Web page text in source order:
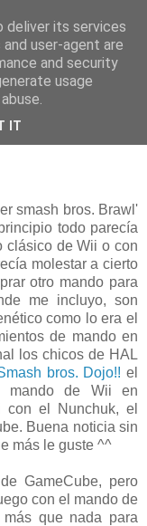
smash bros. Brawl'
todo parecía
clásico de Wii o con
molestar a cierto
otro mando para
me incluyo, son
como lo era el
de mando en
los chicos de HAL
bros. Dojo!! el
mando de Wii en
con el Nunchuk, el
Buena noticia sin
más le guste ^^
GameCube, pero
con el mando de
que nada para
deliver its services
user-agent are
and security
usage
IT